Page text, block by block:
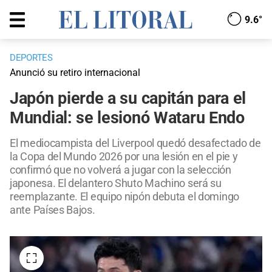
9.6°
DEPORTES
Anunció su retiro internacional
Japón pierde a su capitán para el
Mundial: se lesionó Wataru Endo
El mediocampista del Liverpool quedó desafectado de
la Copa del Mundo 2026 por una lesión en el pie y
confirmó que no volverá a jugar con la selección
japonesa. El delantero Shuto Machino será su
reemplazante. El equipo nipón debuta el domingo
ante Países Bajos.